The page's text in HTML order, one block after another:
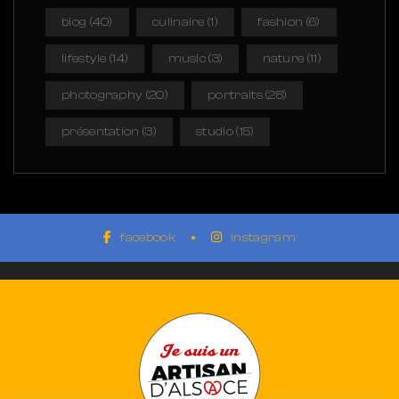
blog (40) culinaire (1) fashion (6)
lifestyle (14) music(3) nature (11)
photography (20) portraits(28)
présentation (3) studio(15)
facebook instagram